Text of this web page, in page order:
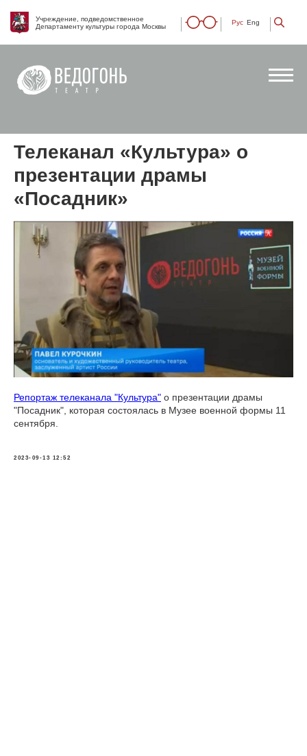
Учреждение, подведомственное
Департаменту культуры города Москвы
Рус Eng
Телеканал «Культура» о
презентации драмы
«Посадник»
Репортаж телеканала "Культура" о презентации драмы
"Посадник", которая состоялась в Музее военной формы 11
сентября.
2023-09-13 12:52